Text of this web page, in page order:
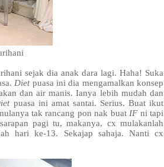
sejak dia anak dara lagi. Haha! Suka
Dietpuasa ini dia mengamalkan konsep
dan air manis. Ianya lebih mudah dan
puasa ini amat santai. Serius. Buat ikut
tak rancang pon nak buat IFni tapi
pagi tu, makanya, cx mulakanlah
hari ke-13. Sekajap sahaja. Nanti cx